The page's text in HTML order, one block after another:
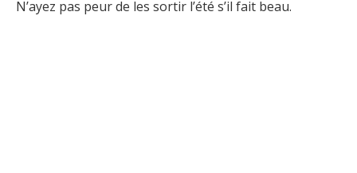
N’ayez pas peur de les sortir l’été s’il fait beau.